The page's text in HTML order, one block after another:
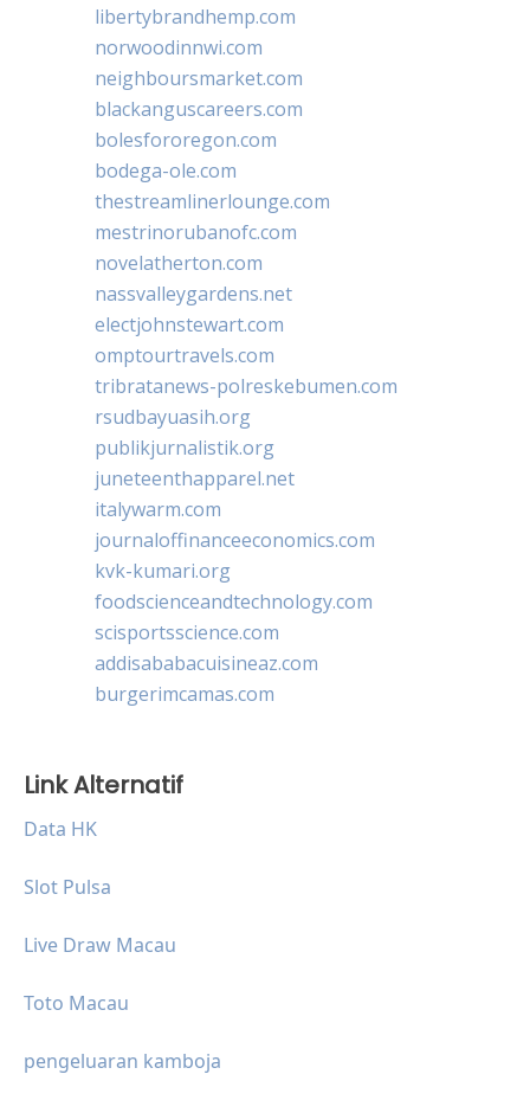
libertybrandhemp.com
norwoodinnwi.com
neighboursmarket.com
blackanguscareers.com
bolesfororegon.com
bodega-ole.com
thestreamlinerlounge.com
mestrinorubanofc.com
novelatherton.com
nassvalleygardens.net
electjohnstewart.com
omptourtravels.com
tribratanews-polreskebumen.com
rsudbayuasih.org
publikjurnalistik.org
juneteenthapparel.net
italywarm.com
journaloffinanceeconomics.com
kvk-kumari.org
foodscienceandtechnology.com
scisportsscience.com
addisababacuisineaz.com
burgerimcamas.com
Link Alternatif
Data HK
Slot Pulsa
Live Draw Macau
Toto Macau
pengeluaran kamboja